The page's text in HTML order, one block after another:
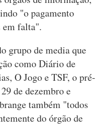
"o pagamento
em falta".
grupo de media que
como Diário de
O Jogo e TSF, o pré-
de dezembro e
também "todos
do órgão de